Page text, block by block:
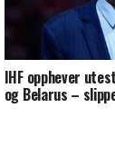
IHF opphever
og Belarus –